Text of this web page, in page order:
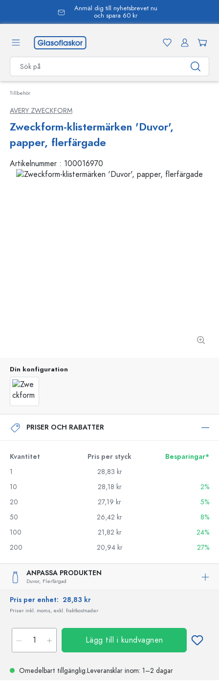
Anmäl dig till nyhetsbrevet nu
och spara 60 kr
Tillbehör
AVERY ZWECKFORM
Zweckform-klistermärken 'Duvor',
papper, flerfärgade
Artikelnummer : 100016970
Din konfiguration
PRISER OCH RABATTER
Kvantitet Pris per styck
Besparingar*
1
28,83 kr
10
28,18 kr
2%
20
27,19 kr
5%
50
26,42 kr
8%
100
21,82 kr
24%
200
20,94 kr 27%
ANPASSA PRODUKTEN
Duvor, Flerfärgad
Pris per enhet: 28,83 kr
Priser inkl. moms, exkl. fraktkostnader
Lägg till i kundvagnen
Omedelbart tillgänglig.Leveransklar inom: 1–2 dagar